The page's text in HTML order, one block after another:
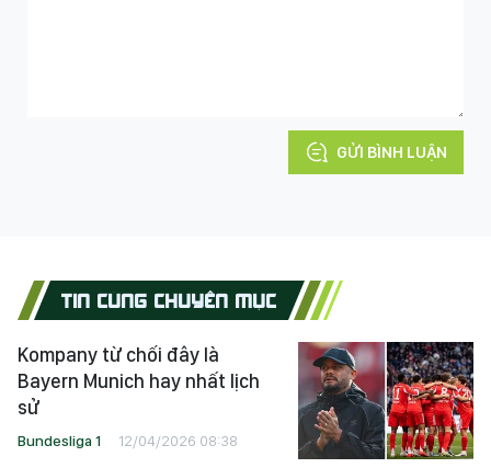
GỬI BÌNH LUẬN
TIN CÙNG CHUYÊN MỤC
Kompany từ chối đây là
Bayern Munich hay nhất lịch
sử
Bundesliga 1 12/04/2026 08:38